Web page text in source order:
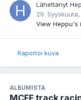
Lähettänyt
29.
View Heppu's
Raportoi kuva
ALBUMISTA
MCFF track